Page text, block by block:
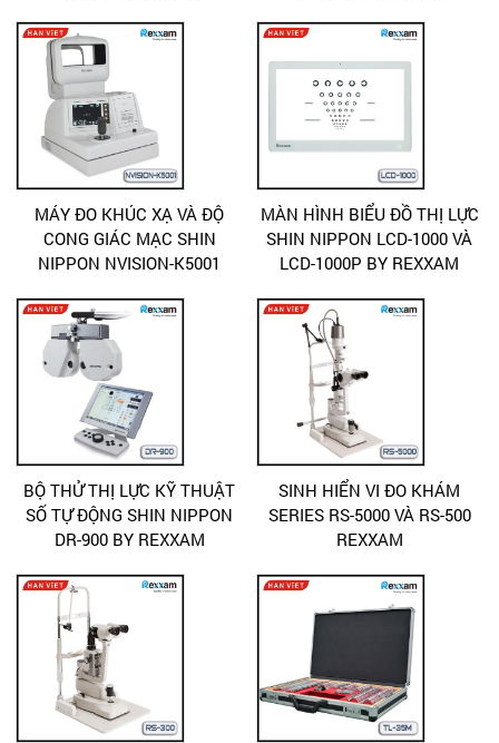
MÁY ĐO KHÚC XẠ VÀ ĐỘ
CONG GIÁC MẠC SHIN
NIPPON NVISION-K5001
MÀN HÌNH BIỂU ĐỒ THỊ LỰC
SHIN NIPPON LCD-1000 VÀ
LCD-1000P BY REXXAM
BỘ THỬ THỊ LỰC KỸ THUẬT
SỐ TỰ ĐỘNG SHIN NIPPON
DR-900 BY REXXAM
SINH HIỂN VI ĐO KHÁM
SERIES RS-5000 VÀ RS-500
REXXAM